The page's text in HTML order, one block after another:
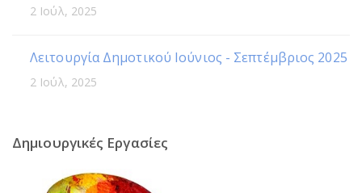
2 Ιούλ, 2025
Λειτουργία Δημοτικού Ιούνιος - Σεπτέμβριος 2025
2 Ιούλ, 2025
Δημιουργικές Εργασίες